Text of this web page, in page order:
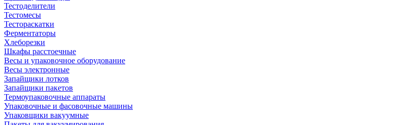
Тестоделители
Тестомесы
Тестораскатки
Ферментаторы
Хлеборезки
Шкафы расстоечные
Весы и упаковочное оборудование
Весы электронные
Запайщики лотков
Запайщики пакетов
Термоупаковочные аппараты
Упаковочные и фасовочные машины
Упаковщики вакуумные